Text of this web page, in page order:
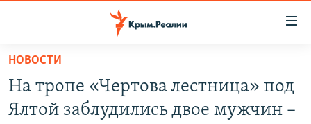
Вернуться
основному
содержанию
СПЕЦПРОЕКТЫ
НОВОСТИ
На тропе «Чертова лестница» под
Ялтой заблудились двое мужчин –